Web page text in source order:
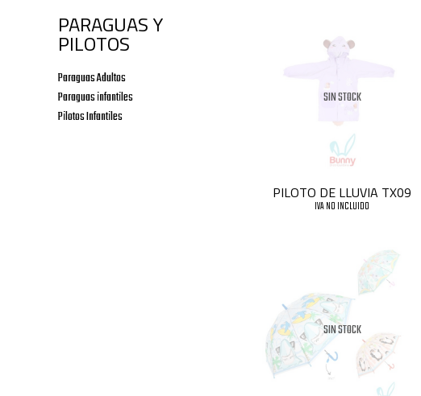
PARAGUAS Y
PILOTOS
Paraguas Adultos
Paraguas infantiles
Pilotos Infantiles
SIN STOCK
PILOTO DE LLUVIA TX09
IVA NO INCLUIDO
SIN STOCK